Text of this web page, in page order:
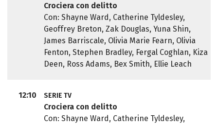
Crociera con delitto
Con: Shayne Ward, Catherine Tyldesley,
Geoffrey Breton, Zak Douglas, Yuna Shin,
James Barriscale, Olivia Marie Fearn, Olivia
Fenton, Stephen Bradley, Fergal Coghlan, Kiza
Deen, Ross Adams, Bex Smith, Ellie Leach
12:10 SERIE TV
Crociera con delitto
Con: Shayne Ward, Catherine Tyldesley,